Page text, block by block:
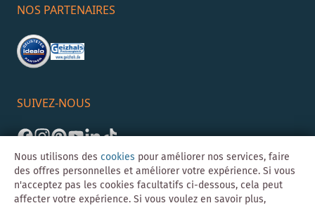
NOS PARTENAIRES
SUIVEZ-NOUS
Nous utilisons des cookies pour améliorer nos services, faire
des offres personnelles et améliorer votre expérience. Si vous
n'acceptez pas les cookies facultatifs ci-dessous, cela peut
affecter votre expérience. Si vous voulez en savoir plus,